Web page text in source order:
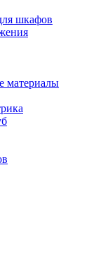
шкафов
материалы